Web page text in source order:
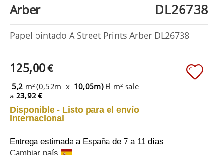
Arber DL26738
Papel pintado A Street Prints Arber DL26738
125,00€
5,2 m² (0,52m x 10,05m) El m² sale
a 23,92 €
Disponible - Listo para el envío
internacional
Entrega estimada a España de 7 a 11 días
Cambiar país